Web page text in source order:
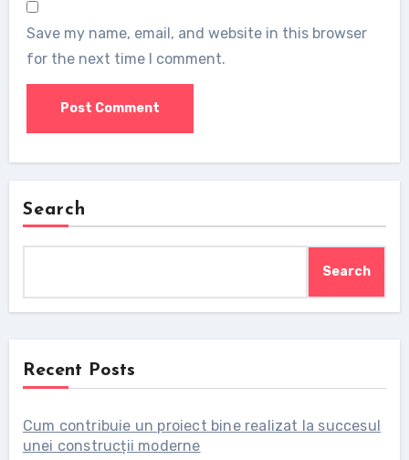
Save my name, email, and website in this browser
for the next time I comment.
Search
Search
Recent Posts
Cum contribuie un proiect bine realizat la succesul
unei construcții moderne